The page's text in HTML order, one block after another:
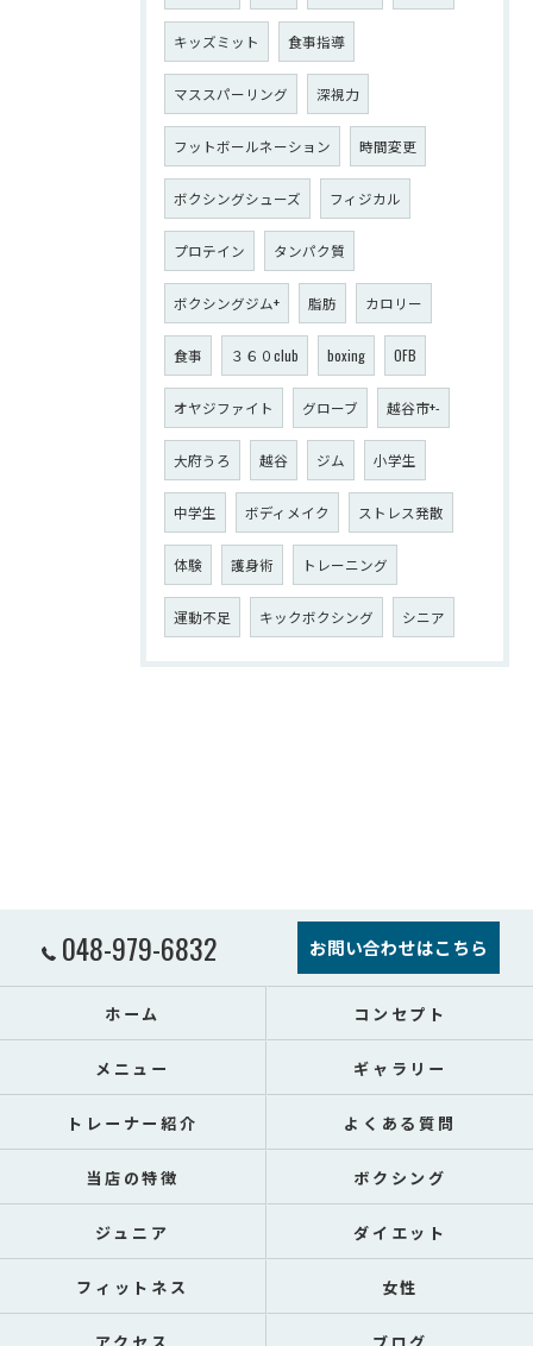
キッズミット 食事指導
マススパーリング 深視力
フットボールネーション 時間変更
ボクシングシューズ フィジカル
プロテイン タンパク質
ボクシングジム+ 脂肪 カロリー
食事 ３６０club boxing OFB
オヤジファイト グローブ 越谷市+-
大府うろ 越谷 ジム 小学生
中学生 ボディメイク ストレス発散
体験 護身術 トレーニング
運動不足 キックボクシング シニア
048-979-6832 お問い合わせはこちら
ホーム コンセプト
メニュー ギャラリー
トレーナー紹介 よくある質問
当店の特徴 ボクシング
ジュニア ダイエット
フィットネス 女性
アクセス ブログ